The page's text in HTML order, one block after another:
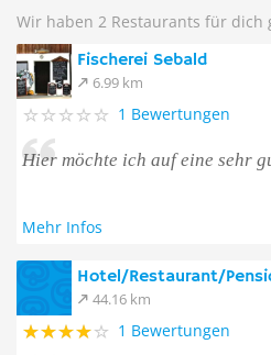
Wir haben 2 Restaurants für dich
Fischerei Sebald
6.99 km
1 Bewertungen
Hier möchte ich auf eine sehr
Mehr Infos
Hotel/Restaurant/
44.16 km
1 Bewertungen